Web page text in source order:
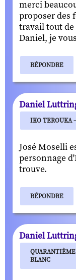
merci
proposer des
travail tout de
Daniel, je
RÉPONDRE
Daniel
IKO TEROUKA
José Moselli
personnage
trouve.
RÉPONDRE
Daniel
BLANC